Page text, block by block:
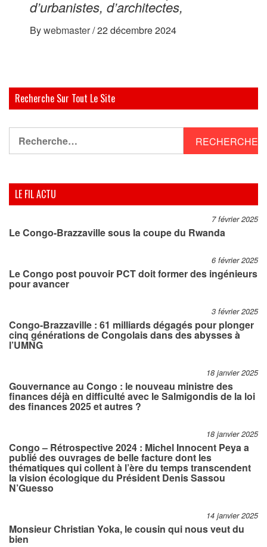
d’urbanistes, d’architectes,
Bywebmaster/22 décembre 2024
Recherche Sur Tout Le Site
LE FIL ACTU
7 février 2025
Le Congo-Brazzaville sous la coupe du Rwanda
6 février 2025
Le Congo post pouvoir PCT doit former des ingénieurs
pour avancer
3 février 2025
Congo-Brazzaville : 61 milliards dégagés pour plonger
cinq générations de Congolais dans des abysses à
l’UMNG
18 janvier 2025
Gouvernance au Congo : le nouveau ministre des
finances déjà en difficulté avec le Salmigondis de la loi
des finances 2025 et autres ?
18 janvier 2025
Congo – Rétrospective 2024 : Michel Innocent Peya a
publié des ouvrages de belle facture dont les
thématiques qui collent à l’ère du temps transcendent
la vision écologique du Président Denis Sassou
N’Guesso
14 janvier 2025
Monsieur Christian Yoka, le cousin qui nous veut du
bien